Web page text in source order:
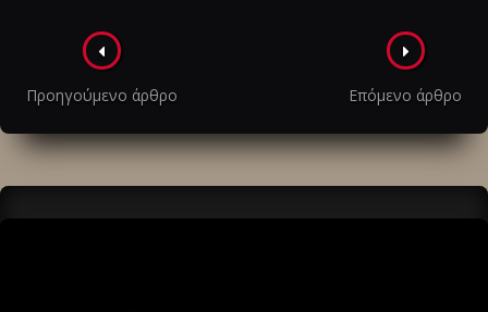
Πλοήγηση
στα
άρθρα
Προηγούμενο άρθρο Επόμενο άρθρο